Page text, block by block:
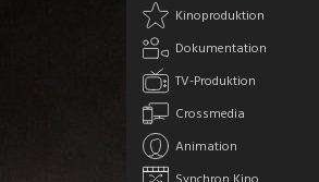
Kinoproduktion
Dokumentation
TV-Produktion
Crossmedia
Animation